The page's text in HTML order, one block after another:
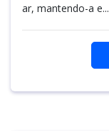
ar, mantendo-a e...